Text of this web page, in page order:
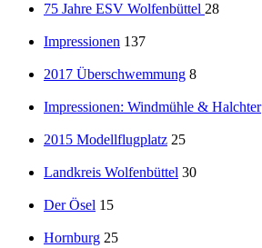
75 Jahre ESV Wolfenbüttel 28
Impressionen 137
2017 Überschwemmung 8
Impressionen: Windmühle & Halchter
2015 Modellflugplatz 25
Landkreis Wolfenbüttel 30
Der Ösel 15
Hornburg 25